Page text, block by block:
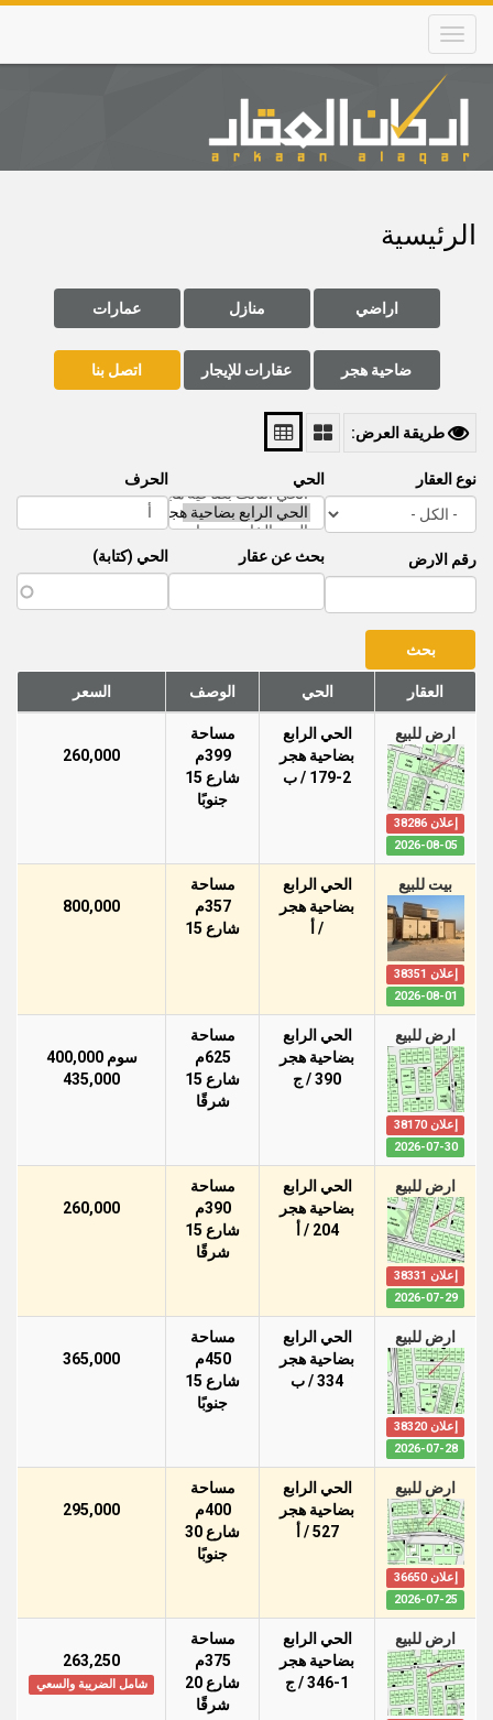
Skip
main
content
Main
navigation
الرئيسية
اراضي منازل عمارات
ضاحية هجر عقارات للإيجار اتصل بنا
طريقة العرض:
نوع العقار
رقم الارض
الحي
بحث عن عقار
الحرف
الحي (كتابة)
العقار الحي الوصف السعر
ارض للبيع
إعلان 38286
2026-08-05
الحي الرابع
بضاحية هجر
179-2 / ب
مساحة
399م
شارع 15
جنوبًا
260,000
بيت للبيع
إعلان 38351
2026-08-01
الحي الرابع
بضاحية هجر
/ أ
مساحة
357م
شارع 15
800,000
ارض للبيع
إعلان 38170
2026-07-30
الحي الرابع
بضاحية هجر
390 / ج
مساحة
625م
شارع 15
شرقًا
سوم 400,000
435,000
ارض للبيع
إعلان 38331
2026-07-29
الحي الرابع
بضاحية هجر
204 / أ
مساحة
390م
شارع 15
شرقًا
260,000
ارض للبيع
إعلان 38320
2026-07-28
الحي الرابع
بضاحية هجر
334 / ب
مساحة
450م
شارع 15
جنوبًا
365,000
ارض للبيع
إعلان 36650
2026-07-25
الحي الرابع
بضاحية هجر
527 / أ
مساحة
400م
شارع 30
جنوبًا
295,000
ارض للبيع
الحي الرابع
بضاحية هجر
346-1 / ج
مساحة
375م
شارع 20
شرقًا
263,250
شامل الضريبة والسعي